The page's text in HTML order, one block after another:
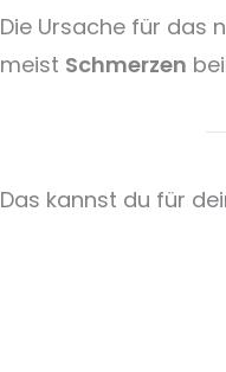
Die Ursache für das
meist Schmerzen
Das kannst du für